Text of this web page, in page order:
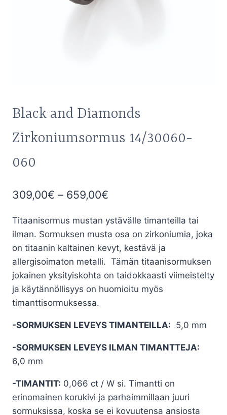
Black and Diamonds
Zirkoniumsormus 14/30060-
060
309,00€ – 659,00€
-
659,00€
Titaanisormus mustan ystävälle timanteilla tai
ilman. Sormuksen musta osa on zirkoniumia, joka
on titaanin kaltainen kevyt, kestävä ja
allergisoimaton metalli. Tämän titaanisormuksen
jokainen yksityiskohta on taidokkaasti viimeistelty
ja käytännöllisyys on huomioitu myös
timanttisormuksessa.
-SORMUKSEN LEVEYS TIMANTEILLA: 5,0 mm
-SORMUKSEN LEVEYS ILMAN TIMANTTEJA:
6,0 mm
-TIMANTIT: 0,066 ct / W si. Timantti on
erinomainen korukivi ja parhaimmillaan juuri
sormuksissa, koska se ei kovuutensa ansiosta